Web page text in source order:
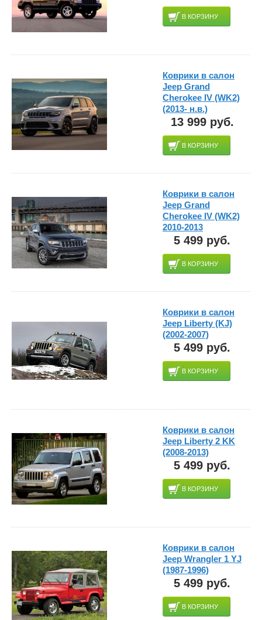
В КОРЗИНУ
Коврики в салон
Jeep Grand
Cherokee IV (WK2)
(2013- н.в.)
13 999 руб.
В КОРЗИНУ
Коврики в салон
Jeep Grand
Cherokee IV (WK2)
2010-2013
5 499 руб.
В КОРЗИНУ
Коврики в салон
Jeep Liberty (KJ)
(2002-2007)
5 499 руб.
В КОРЗИНУ
Коврики в салон
Jeep Liberty 2 KK
(2008-2013)
5 499 руб.
В КОРЗИНУ
Коврики в салон
Jeep Wrangler 1 YJ
(1987-1996)
5 499 руб.
В КОРЗИНУ